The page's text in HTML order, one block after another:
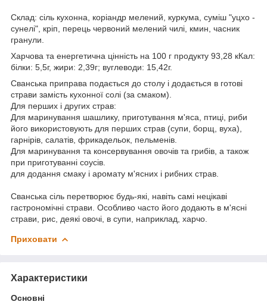
Склад: сіль кухонна, коріандр мелений, куркума, суміш "уцхо -
сунелі", кріп, перець червоний мелений чилі, кмин, часник
гранули.
Харчова та енергетична цінність на 100 г продукту 93,28 кКал:
білки: 5,5г, жири: 2,39г; вуглеводи: 15,42г.
Сванська приправа подається до столу і додається в готові
страви замість кухонної солі (за смаком).
Для перших і других страв:
Для маринування шашлику, приготування м'яса, птиці, риби
його використовують для перших страв (супи, борщ, вуха),
гарнірів, салатів, фрикадельок, пельменів.
Для маринування та консервування овочів та грибів, а також
при приготуванні соусів.
для додання смаку і аромату м'ясних і рибних страв.
Сванська сіль перетворює будь-які, навіть самі нецікаві
гастрономічні страви. Особливо часто його додають в м'ясні
страви, рис, деякі овочі, в супи, наприклад, харчо.
Приховати
Характеристики
Основні